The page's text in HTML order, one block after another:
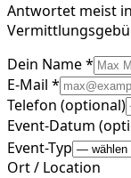
Antwortet meist
Dein Name *
E-Mail *
Telefon (optional)
Event-Datum
Event-Typ
Ort / Location